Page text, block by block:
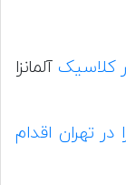
کلاسیک آلمانزا
در تهران اقدام